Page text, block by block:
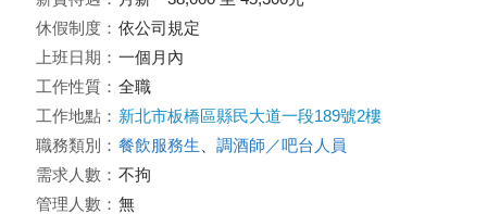
休假制度： 依公司規定
上班日期： 一個月內
工作性質： 全職
工作地點： 新北市板橋區縣民大道一段189號2樓
職務類別： 餐飲服務生
調酒師／吧台人員
需求人數： 不拘
管理人數： 無